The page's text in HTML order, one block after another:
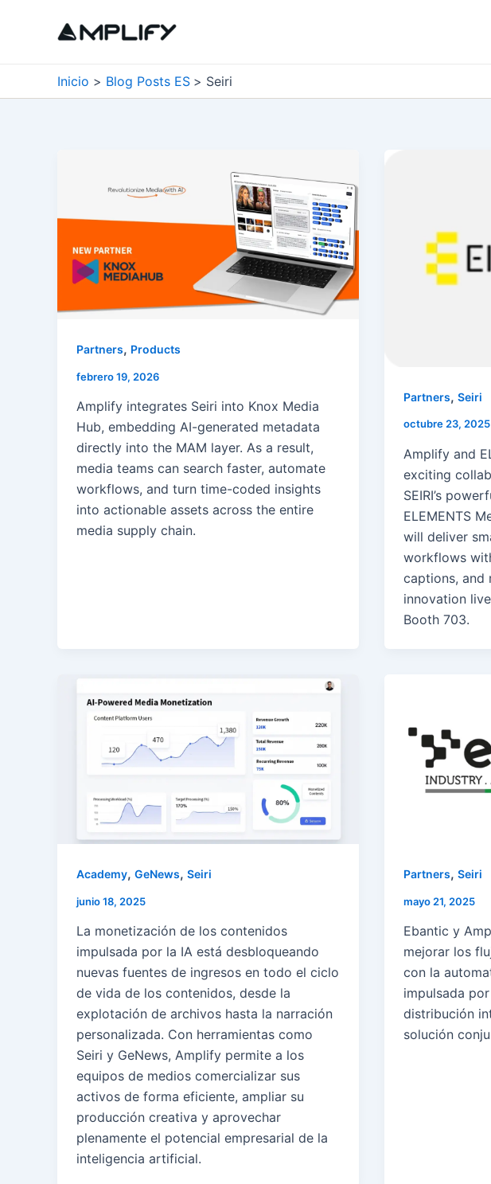
Inicio Blog Posts ES Seiri
Partners, Products
febrero 19, 2026
Amplify integrates Seiri into Knox Media
Hub, embedding AI-generated metadata
directly into the MAM layer. As a result,
media teams can search faster, automate
workflows, and turn time-coded insights
into actionable assets across the entire
media supply chain.
Partners, Seiri
octubre 23, 2025
Amplify and
exciting
SEIRI’s
ELEMENTS
will deliver
workflows
captions, and
innovation
Booth 703.
Academy, GeNews, Seiri
junio 18, 2025
La monetización de los contenidos
impulsada por la IA está desbloqueando
nuevas fuentes de ingresos en todo el ciclo
de vida de los contenidos, desde la
explotación de archivos hasta la narración
personalizada. Con herramientas como
Seiri y GeNews, Amplify permite a los
equipos de medios comercializar sus
activos de forma eficiente, ampliar su
producción creativa y aprovechar
plenamente el potencial empresarial de la
inteligencia artificial.
Partners, Seiri
mayo 21, 2025
Ebantic y
mejorar los
con la
impulsada
distribución
solución